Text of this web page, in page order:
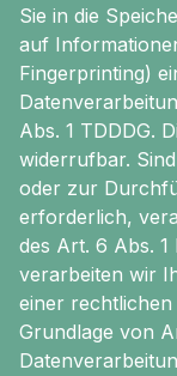
Sie in die
auf
Fingerprinting)
Abs. 1 TDDDG.
widerrufbar.
oder zur
erforderlich,
des Art. 6 Abs. 1
verarbeiten wir
einer
Grundlage von